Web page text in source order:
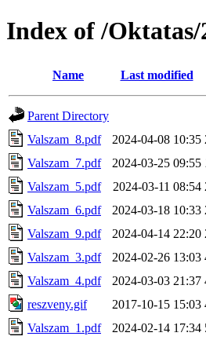
Index of /Oktatas/
Name Last modified
Parent Directory
Valszam_8.pdf
2024-04-08 10:35
Valszam_7.pdf
2024-03-25 09:55
Valszam_5.pdf
2024-03-11 08:54
Valszam_6.pdf
2024-03-18 10:33
Valszam_9.pdf
2024-04-14 22:20
Valszam_3.pdf
2024-02-26 13:03
Valszam_4.pdf
2024-03-03 21:37
reszveny.gif
2017-10-15 15:03
Valszam_1.pdf
2024-02-14 17:34